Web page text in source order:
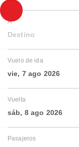
A
Destino
Vuelo de ida
vie, 7 ago 2026
Vuelta
sáb, 8 ago 2026
Pasajeros